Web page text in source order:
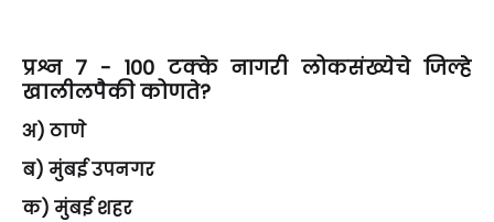
प्रश्न 7 - 100 टक्के नागरी लोकसंख्येचे जिल्हे
खालीलपैकी कोणते?
अ) ठाणे
ब) मुंबई उपनगर
क) मुंबई शहर